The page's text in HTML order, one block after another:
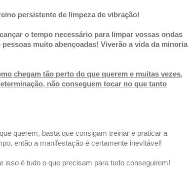
persistente de limpeza de vibração!
o tempo necessário para limpar vossas ondas
muito abençoadas! Viverão a vida da minoria
chegam tão perto do que querem e muitas vezes,
não conseguem tocar no que tanto
querem, basta que consigam treinar e praticar a
então a manifestação é certamente inevitável!
isso é tudo o que precisam para tudo conseguirem!